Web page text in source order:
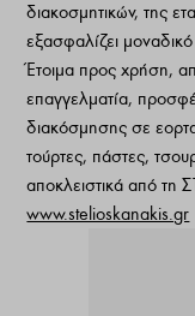
διακοσμητικών, της
εξασφαλίζει
Έτοιμα προς χρήση,
επαγγελματία,
διακόσμησης σε
τούρτες, πάστες,
αποκλειστικά από
www.stelioskanakis.gr